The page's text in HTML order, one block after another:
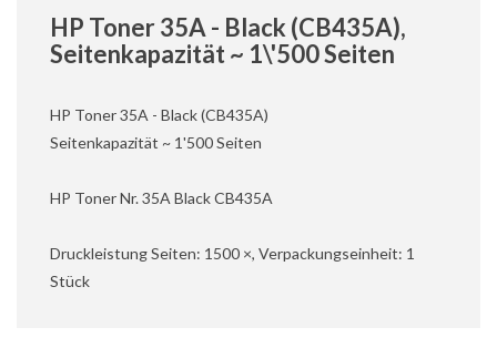
HP Toner 35A - Black (CB435A),
Seitenkapazität ~ 1\'500 Seiten
HP Toner 35A - Black (CB435A)
Seitenkapazität ~ 1'500 Seiten
HP Toner Nr. 35A Black CB435A
Druckleistung Seiten: 1500 ×, Verpackungseinheit: 1
Stück